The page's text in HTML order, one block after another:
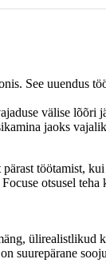
See uuendus
välise lõõri
jaoks
töötamist,
otsusel
ülirealistlikud
suurepärane